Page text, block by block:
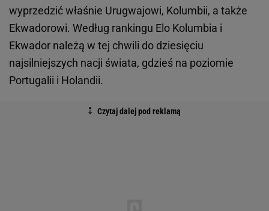
wyprzedzić właśnie Urugwajowi, Kolumbii, a także
Ekwadorowi. Według rankingu Elo Kolumbia i
Ekwador należą w tej chwili do dziesięciu
najsilniejszych nacji świata, gdzieś na poziomie
Portugalii i Holandii.